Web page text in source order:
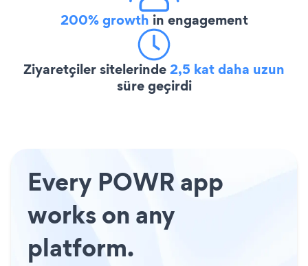
200% growth in engagement
Ziyaretçiler sitelerinde2,5 kat daha uzun
süre geçirdi
Every POWR app
works on any
platform.